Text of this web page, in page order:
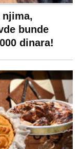
njima,
bunde
dinara!